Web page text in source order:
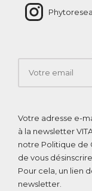
Votre adresse e-
à la newsletter
notre Politique de
de vous
Pour cela, un lien
newsletter.